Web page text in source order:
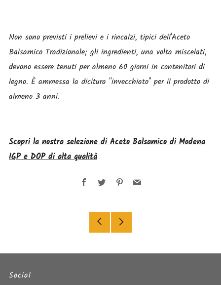
Non sono previsti i prelievi e i rincalzi, tipici dell'Aceto
Balsamico Tradizionale; gli ingredienti, una volta miscelati,
devono essere tenuti per almeno 60 giorni in contenitori di
legno. È ammessa la dicitura "invecchiato" per il prodotto di
almeno 3 anni.
Scopri la nostra selezione di Aceto Balsamico di Modena
IGP e DOP di alta qualità
Facebook
Twitter PinterestEmail
Article
Social